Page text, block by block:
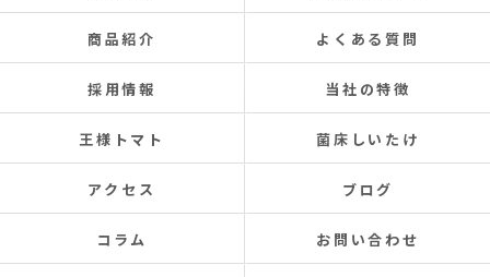
商品紹介 よくある質問
採用情報 当社の特徴
王様トマト 菌床しいたけ
アクセス ブログ
コラム お問い合わせ